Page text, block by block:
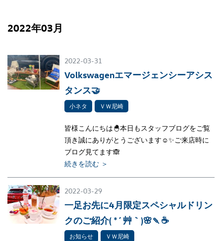
2022年03月
2022-03-31
Volkswagenエマージェンシーアシス
タンス🤝
小ネタ ＶＷ尼崎
皆様こんにちは🐣本日もスタッフブログをご覧
頂き誠にありがとうございます☺✨ご来店時に
ブログ見てます🙈
続きを読む ＞
2022-03-29
一足お先に4月限定スペシャルドリン
クのご紹介( *´艸｀)🌸🍡☕
お知らせ ＶＷ尼崎